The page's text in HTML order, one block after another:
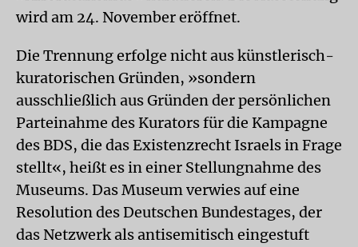
wird am 24. November eröffnet.
Die Trennung erfolge nicht aus künstlerisch-
kuratorischen Gründen, »sondern
ausschließlich aus Gründen der persönlichen
Parteinahme des Kurators für die Kampagne
des BDS, die das Existenzrecht Israels in Frage
stellt«, heißt es in einer Stellungnahme des
Museums. Das Museum verwies auf eine
Resolution des Deutschen Bundestages, der
das Netzwerk als antisemitisch eingestuft